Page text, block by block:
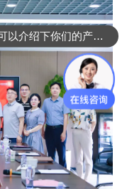
可以介绍下你们的产品么？